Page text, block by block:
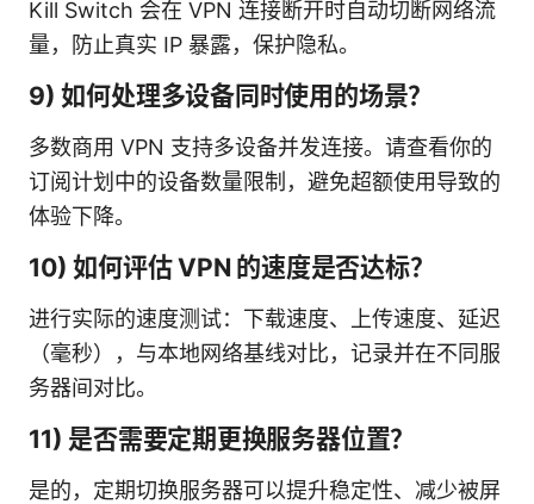
Kill Switch 会在 VPN 连接断开时自动切断网络流
量，防止真实 IP 暴露，保护隐私。
9) 如何处理多设备同时使用的场景？
多数商用 VPN 支持多设备并发连接。请查看你的
订阅计划中的设备数量限制，避免超额使用导致的
体验下降。
10) 如何评估 VPN 的速度是否达标？
进行实际的速度测试：下载速度、上传速度、延迟
（毫秒），与本地网络基线对比，记录并在不同服
务器间对比。
11) 是否需要定期更换服务器位置？
是的，定期切换服务器可以提升稳定性、减少被屏